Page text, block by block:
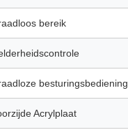
bereik
besturingsbediening
Acrylplaat